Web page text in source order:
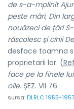
de s-a-mplinit
peste mări, Din
nouăzeci de țări
răscolesc și cînii
desface toamna
proprietarii lor. (
face pe la finele
oile. ȘEZ. VII 76.
sursa:DLRLC 1955-1957